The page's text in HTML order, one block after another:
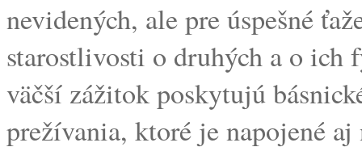
nevidených, ale pre úspešné
starostlivosti o druhých a o
väčší zážitok poskytujú
prežívania, ktoré je napojené